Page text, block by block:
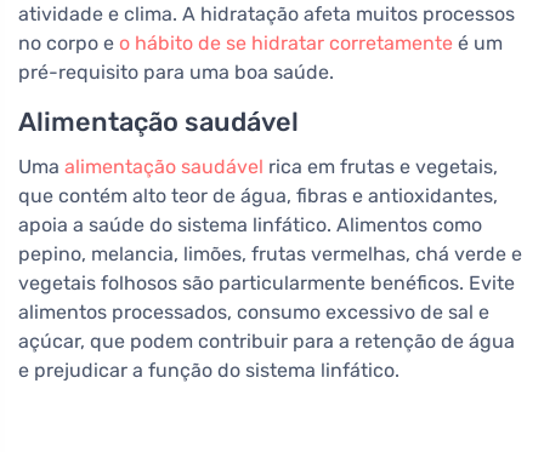
atividade e clima. A hidratação afeta muitos processos
no corpo e o hábito de se hidratar corretamente é um
pré-requisito para uma boa saúde.
Alimentação saudável
Uma alimentação saudável rica em frutas e vegetais,
que contém alto teor de água, fibras e antioxidantes,
apoia a saúde do sistema linfático. Alimentos como
pepino, melancia, limões, frutas vermelhas, chá verde e
vegetais folhosos são particularmente benéficos. Evite
alimentos processados, consumo excessivo de sal e
açúcar, que podem contribuir para a retenção de água
e prejudicar a função do sistema linfático.